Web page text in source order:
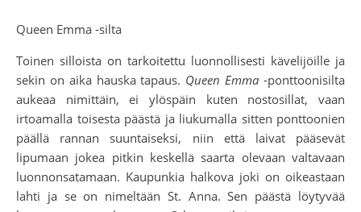
Queen Emma -silta
Toinen silloista on tarkoitettu luonnollisesti kävelijöille ja
sekin on aika hauska tapaus. Queen Emma -ponttoonisilta
aukeaa nimittäin, ei ylöspäin kuten nostosillat, vaan
irtoamalla toisesta päästä ja liukumalla sitten ponttoonien
päällä rannan suuntaiseksi, niin että laivat pääsevät
lipumaan jokea pitkin keskellä saarta olevaan valtavaan
luonnonsatamaan. Kaupunkia halkova joki on oikeastaan
lahti ja se on nimeltään St. Anna. Sen päästä löytyvää